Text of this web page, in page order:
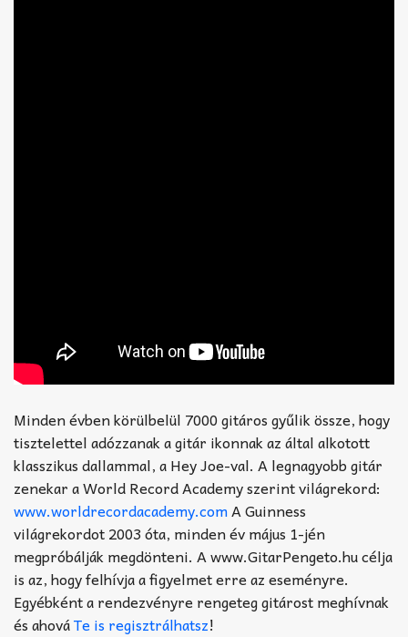
Minden évben körülbelül 7000 gitáros gyűlik össze, hogy
tisztelettel adózzanak a gitár ikonnak az által alkotott
klasszikus dallammal, a Hey Joe-val. A legnagyobb gitár
zenekar a World Record Academy szerint világrekord:
www.worldrecordacademy.comA Guinness
világrekordot 2003 óta, minden év május 1-jén
megpróbálják megdönteni. A www.GitarPengeto.hu célja
is az, hogy felhívja a figyelmet erre az eseményre.
Egyébként a rendezvényre rengeteg gitárost meghívnak
és ahováTe is regisztrálhatsz!